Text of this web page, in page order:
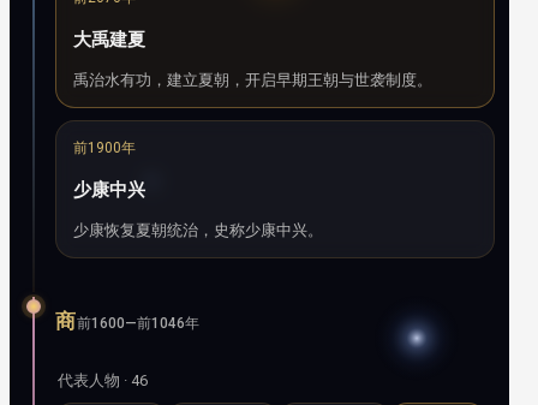
大禹建夏
禹治水有功，建立夏朝，开启早期王朝与世袭制度。
前1900年
少康中兴
少康恢复夏朝统治，史称少康中兴。
商前1600—前1046年
代表人物 · 46